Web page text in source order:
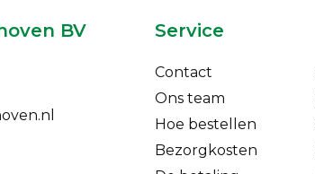
BV Service
Contact
Ons team
Hoe bestellen
Bezorgkosten